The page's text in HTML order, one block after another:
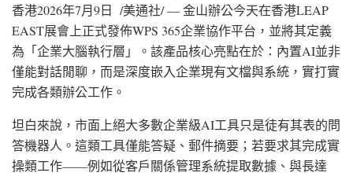
香港2026年7月9日 /美通社/ — 金山辦公今天在香港LEAP
EAST展會上正式發佈WPS 365企業協作平台，並將其定義
為「企業大腦執行層」。該產品核心亮點在於：內置AI並非
僅能對話閒聊，而是深度嵌入企業現有文檔與系統，實打實
完成各類辦公工作。
坦白來說，市面上絕大多數企業級AI工具只是徒有其表的問
答機器人。這類工具僅能答疑、郵件摘要；若要求其完成實
操類工作——例如從客戶關係管理系統提取數據、與長達